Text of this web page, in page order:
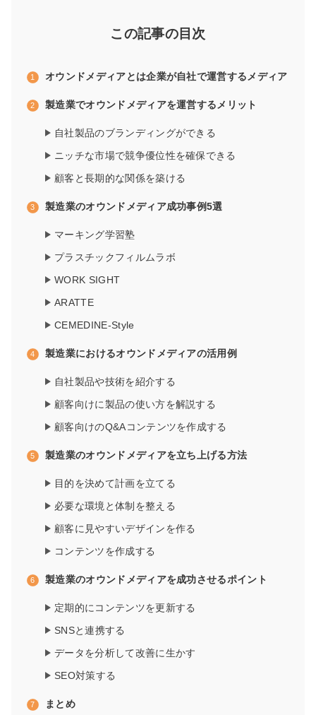
この記事の目次
オウンドメディアとは企業が自社で運営するメディア
製造業でオウンドメディアを運営するメリット
自社製品のブランディングができる
ニッチな市場で競争優位性を確保できる
顧客と長期的な関係を築ける
製造業のオウンドメディア成功事例5選
マーキング学習塾
プラスチックフィルムラボ
WORK SIGHT
ARATTE
CEMEDINE-Style
製造業におけるオウンドメディアの活用例
自社製品や技術を紹介する
顧客向けに製品の使い方を解説する
顧客向けのQ&Aコンテンツを作成する
製造業のオウンドメディアを立ち上げる方法
目的を決めて計画を立てる
必要な環境と体制を整える
顧客に見やすいデザインを作る
コンテンツを作成する
製造業のオウンドメディアを成功させるポイント
定期的にコンテンツを更新する
SNSと連携する
データを分析して改善に生かす
SEO対策する
まとめ